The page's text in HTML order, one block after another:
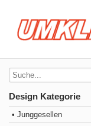
Design Kategorie
• Junggesellen